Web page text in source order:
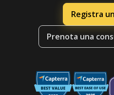
Registra
Prenota una